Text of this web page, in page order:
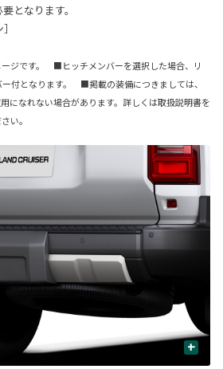
となります。
ジです。 ■ヒッチメンバーを選択した場合、リ
付となります。 ■掲載の装備につきましては、
になれない場合があります。詳しくは取扱説明書を
い。
+